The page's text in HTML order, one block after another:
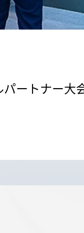
パートナー大